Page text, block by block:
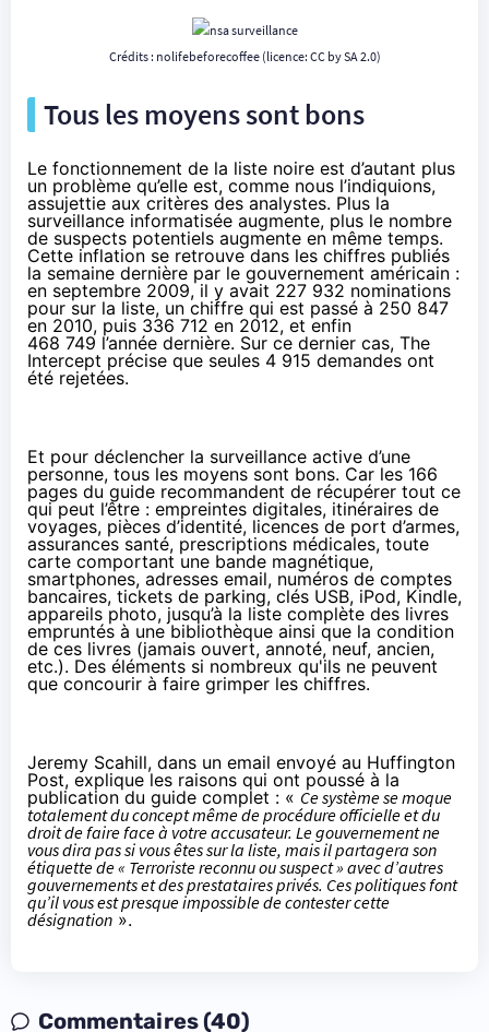
Crédits : nolifebeforecoffee(licence: CC by SA 2.0)
Tous les moyens sont bons
Le fonctionnement de la liste noire est d’autant plus
un problème qu’elle est, comme nous l’indiquions,
assujettie aux critères des analystes. Plus la
surveillance informatisée augmente, plus le nombre
de suspects potentiels augmente en même temps.
Cette inflation se retrouve dans les chiffres publiés
la semaine dernière par le gouvernement américain :
en septembre 2009, il y avait 227 932 nominations
pour sur la liste, un chiffre qui est passé à 250 847
en 2010, puis 336 712 en 2012, et enfin
468 749 l’année dernière. Sur ce dernier cas, The
Intercept précise que seules 4 915 demandes ont
été rejetées.
Et pour déclencher la surveillance active d’une
personne, tous les moyens sont bons. Car les 166
pages du guide recommandent de récupérer tout ce
qui peut l’être : empreintes digitales, itinéraires de
voyages, pièces d’identité, licences de port d’armes,
assurances santé, prescriptions médicales, toute
carte comportant une bande magnétique,
smartphones, adresses email, numéros de comptes
bancaires, tickets de parking, clés USB, iPod, Kindle,
appareils photo, jusqu’à la liste complète des livres
empruntés à une bibliothèque ainsi que la condition
de ces livres (jamais ouvert, annoté, neuf, ancien,
etc.). Des éléments si nombreux qu'ils ne peuvent
que concourir à faire grimper les chiffres.
Jeremy Scahill, dans un email envoyé au Huffington
Post, explique les raisons qui ont poussé à la
publication du guide complet : « Ce système se moque
totalement du concept même de procédure officielle et du
droit de faire face à votre accusateur. Le gouvernement ne
vous dira pas si vous êtes sur la liste, mais il partagera son
étiquette de « Terroriste reconnu ou suspect » avec d’autres
gouvernements et des prestataires privés. Ces politiques font
qu’il vous est presque impossible de contester cette
désignation ».
Commentaires (40)